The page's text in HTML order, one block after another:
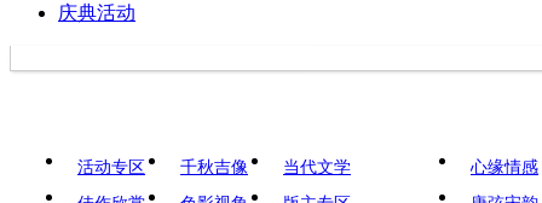
庆典活动
活动专区 千秋吉像
当代文学
心缘情感